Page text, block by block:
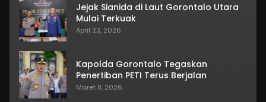
Jejak Sianida di Laut Gorontalo Utara
Mulai Terkuak
April 23, 2026
Kapolda Gorontalo Tegaskan
Penertiban PETI Terus Berjalan
Maret 8, 2026